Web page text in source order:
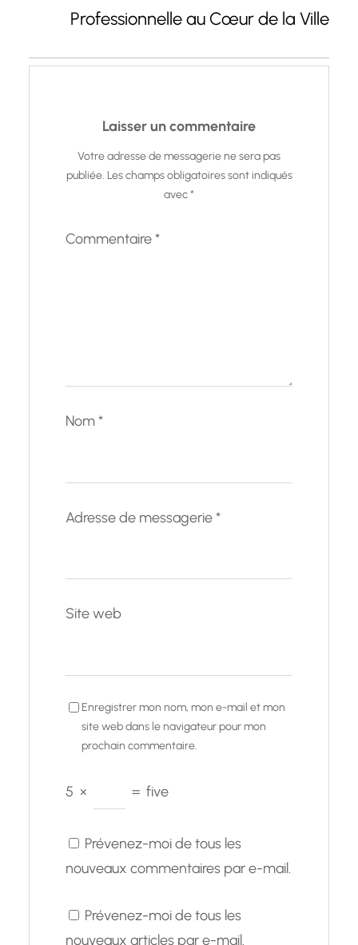
Professionnelle au Cœur de la Ville
Laisser un commentaire
Votre adresse de messagerie ne sera pas
publiée. Les champs obligatoires sont indiqués
avec*
Commentaire*
Nom*
Adresse de messagerie*
Site web
Enregistrer mon nom, mon e-mail et mon
site web dans le navigateur pour mon
prochain commentaire.
5 × = five
Prévenez-moi de tous les
nouveaux commentaires par e-mail.
Prévenez-moi de tous les
nouveaux articles par e-mail.